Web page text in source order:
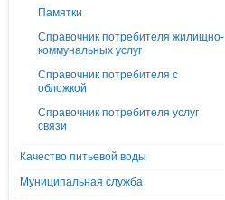
Памятки
Справочник потребителя жилищно-
коммунальных услуг
Справочник потребителя с
обложкой
Справочник потребителя услуг
связи
Качество питьевой воды
Муниципальная служба